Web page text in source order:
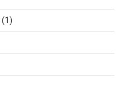
(1)